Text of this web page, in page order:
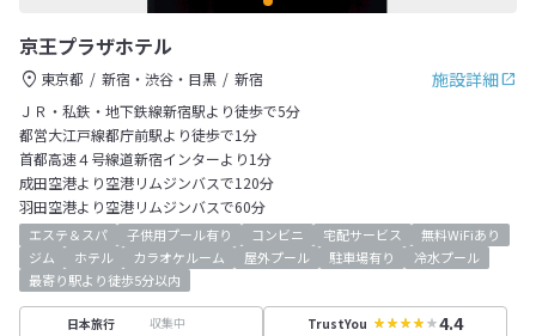
京王プラザホテル
施設詳細
東京都 新宿・渋谷・目黒
新宿
ＪＲ・私鉄・地下鉄線新宿駅より徒歩で5分
都営大江戸線都庁前駅より徒歩で1分
首都高速４号線道新宿インターより1分
成田空港より空港リムジンバスで120分
羽田空港より空港リムジンバスで60分
エステ＆スパ 子供用プール有り コンビニ 宅配サービス
無料WiFiあり
ジム
ホテル カラオケルーム 屋外プール 駐車場有り
冷水プール
最寄り駅より徒歩5分以内
日本旅行 収集中 TrustYou 4.4